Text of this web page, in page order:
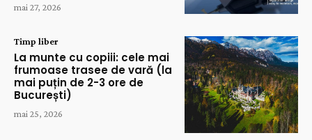
mai 27, 2026
Timp liber
La munte cu copiii: cele mai
frumoase trasee de vară (la
mai puțin de 2-3 ore de
București)
mai 25, 2026